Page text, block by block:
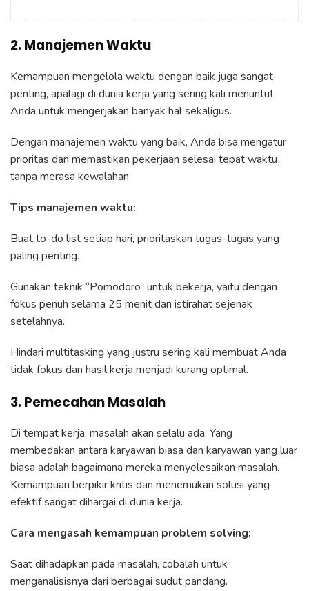
2. Manajemen Waktu
Kemampuan mengelola waktu dengan baik juga sangat
penting, apalagi di dunia kerja yang sering kali menuntut
Anda untuk mengerjakan banyak hal sekaligus.
Dengan manajemen waktu yang baik, Anda bisa mengatur
prioritas dan memastikan pekerjaan selesai tepat waktu
tanpa merasa kewalahan.
Tips manajemen waktu:
Buat to-do list setiap hari, prioritaskan tugas-tugas yang
paling penting.
Gunakan teknik “Pomodoro” untuk bekerja, yaitu dengan
fokus penuh selama 25 menit dan istirahat sejenak
setelahnya.
Hindari multitasking yang justru sering kali membuat Anda
tidak fokus dan hasil kerja menjadi kurang optimal.
3. Pemecahan Masalah
Di tempat kerja, masalah akan selalu ada. Yang
membedakan antara karyawan biasa dan karyawan yang luar
biasa adalah bagaimana mereka menyelesaikan masalah.
Kemampuan berpikir kritis dan menemukan solusi yang
efektif sangat dihargai di dunia kerja.
Cara mengasah kemampuan problem solving:
Saat dihadapkan pada masalah, cobalah untuk
menganalisisnya dari berbagai sudut pandang.